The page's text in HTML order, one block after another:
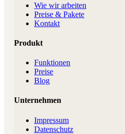
Wie wir arbeiten
Preise & Pakete
Kontakt
Produkt
Funktionen
Preise
Blog
Unternehmen
Impressum
Datenschutz